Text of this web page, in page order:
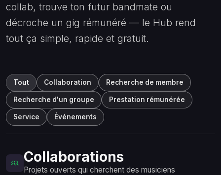
collab, trouve ton futur bandmate ou
décroche un gig rémunéré — le Hub rend
tout ça simple, rapide et gratuit.
Tout Collaboration Recherche de membre
Recherche d'un groupe Prestation rémunérée
Service Événements
Collaborations
Projets ouverts qui cherchent des musiciens